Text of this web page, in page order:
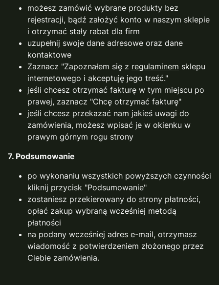
możesz zamówić wybrane produkty bez
rejestracji, bądź założyć konto w naszym sklepie
i otrzymać stały rabat dla firm
uzupełnij swoje dane adresowe oraz dane
kontaktowe
Zaznacz "Zapoznałem się z regulaminem sklepu
internetowego i akceptuję jego treść."
jeśli chcesz otrzymać fakturę w tym miejscu po
prawej, zaznacz "Chcę otrzymać fakturę"
jeśli chcesz przekazać nam jakieś uwagi do
zamówienia, możesz wpisać je w okienku w
prawym górnym rogu strony
7. Podsumowanie
po wykonaniu wszystkich powyższych czynności
kliknij przycisk "Podsumowanie"
zostaniesz przekierowany do strony płatności,
opłać zakup wybraną wcześniej metodą
płatności
na podany wcześniej adres e-mail, otrzymasz
wiadomość z potwierdzeniem złożonego przez
Ciebie zamówienia.